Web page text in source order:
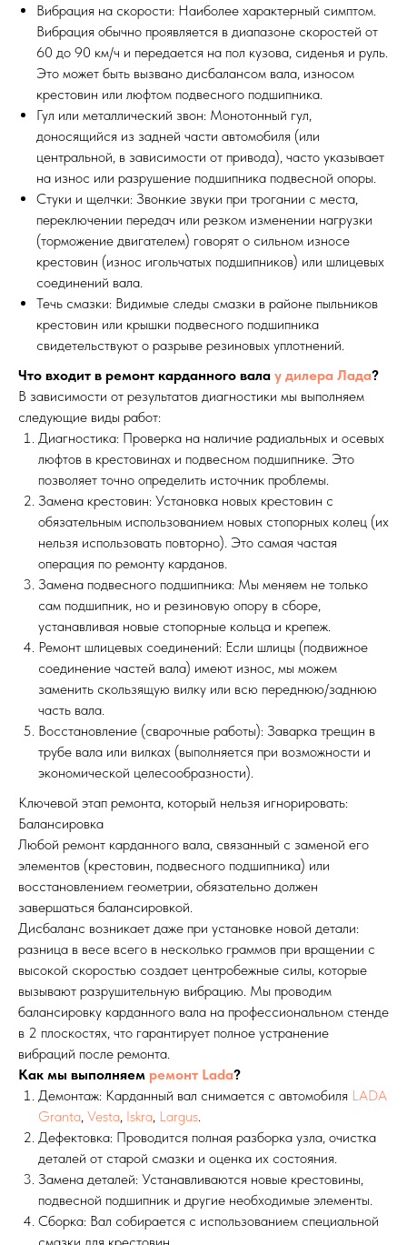
Вибрация на скорости: Наиболее характерный симптом.
Вибрация обычно проявляется в диапазоне скоростей от
60 до 90 км/ч и передается на пол кузова, сиденья и руль.
Это может быть вызвано дисбалансом вала, износом
крестовин или люфтом подвесного подшипника.
Гул или металлический звон: Монотонный гул,
доносящийся из задней части автомобиля (или
центральной, в зависимости от привода), часто указывает
на износ или разрушение подшипника подвесной опоры.
Стуки и щелчки: Звонкие звуки при трогании с места,
переключении передач или резком изменении нагрузки
(торможение двигателем) говорят о сильном износе
крестовин (износ игольчатых подшипников) или шлицевых
соединений вала.
Течь смазки: Видимые следы смазки в районе пыльников
крестовин или крышки подвесного подшипника
свидетельствуют о разрыве резиновых уплотнений.
Что входит в ремонт карданного вала у дилера Лада?
В зависимости от результатов диагностики мы выполняем
следующие виды работ:
Диагностика: Проверка на наличие радиальных и осевых
люфтов в крестовинах и подвесном подшипнике. Это
позволяет точно определить источник проблемы.
Замена крестовин: Установка новых крестовин с
обязательным использованием новых стопорных колец (их
нельзя использовать повторно). Это самая частая
операция по ремонту карданов.
Замена подвесного подшипника: Мы меняем не только
сам подшипник, но и резиновую опору в сборе,
устанавливая новые стопорные кольца и крепеж.
Ремонт шлицевых соединений: Если шлицы (подвижное
соединение частей вала) имеют износ, мы можем
заменить скользящую вилку или всю переднюю/заднюю
часть вала.
Восстановление (сварочные работы): Заварка трещин в
трубе вала или вилках (выполняется при возможности и
экономической целесообразности).
Ключевой этап ремонта, который нельзя игнорировать:
Балансировка
Любой ремонт карданного вала, связанный с заменой его
элементов (крестовин, подвесного подшипника) или
восстановлением геометрии, обязательно должен
завершаться балансировкой.
Дисбаланс возникает даже при установке новой детали:
разница в весе всего в несколько граммов при вращении с
высокой скоростью создает центробежные силы, которые
вызывают разрушительную вибрацию. Мы проводим
балансировку карданного вала на профессиональном стенде
в 2 плоскостях, что гарантирует полное устранение
вибраций после ремонта.
Как мы выполняем ремонт Lada?
Демонтаж: Карданный вал снимается с автомобиля LADA
Granta Vesta Iskra Largus
Дефектовка: Проводится полная разборка узла, очистка
деталей от старой смазки и оценка их состояния.
Замена деталей: Устанавливаются новые крестовины,
подвесной подшипник и другие необходимые элементы.
Сборка: Вал собирается с использованием специальной